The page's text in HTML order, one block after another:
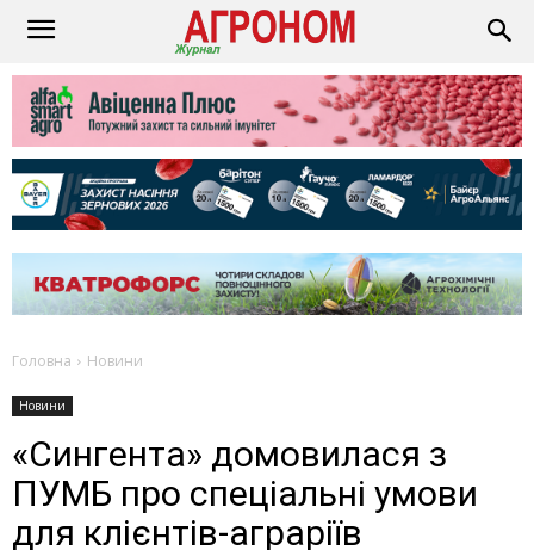
Головна Новини
Новини
«Сингента» домовилася з
ПУМБ про спеціальні умови
для клієнтів-аграріїв